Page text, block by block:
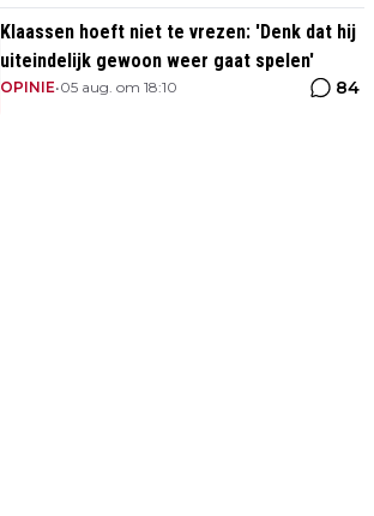
Klaassen hoeft niet te vrezen: 'Denk dat hij
uiteindelijk gewoon weer gaat spelen'
OPINIE•05 aug. om 18:10 84